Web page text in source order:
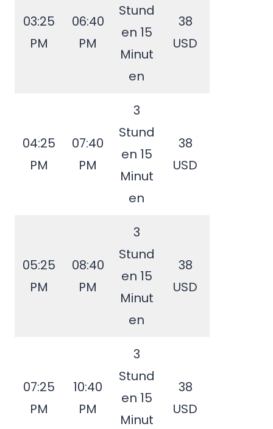
03:25
PM
06:40
PM
Stund
en 15
Minut
en
38
USD
04:25
PM
07:40
PM
3
Stund
en 15
Minut
en
38
USD
05:25
PM
08:40
PM
3
Stund
en 15
Minut
en
38
USD
07:25
PM
10:40
PM
3
Stund
en 15
Minut
38
USD